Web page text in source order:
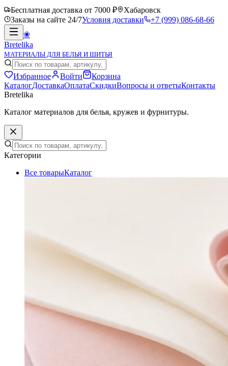
Бесплатная доставка от 7000 ₽
Хабаровск
Заказы на сайте 24/7Условия доставки
+7 (999) 086-68-66
❀
Bretelika
МАТЕРИАЛЫ ДЛЯ БЕЛЬЯ И ШИТЬЯ
Избранное Войти
Корзина
КаталогДоставкаОплатаСкидкиВопросы и ответыКонтакты
Bretelika
Каталог материалов для белья, кружев и фурнитуры.
Категории
Все товарыКаталог